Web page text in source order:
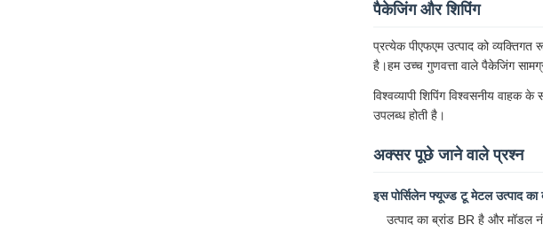
पैकेजिंग और शिपिंग
प्रत्येक पीएफएम उत्पाद को व्यक्तिगत
है।हम उच्च गुणवत्ता वाले पैकेजिंग
विश्वव्यापी शिपिंग विश्वसनीय वाहक
उपलब्ध होती है।
अक्सर पूछे जाने वाले प्रश्न
इस पोर्सिलेन फ्यूज्ड टू मेटल उत्पाद
उत्पाद का ब्रांड BR है और मॉडल